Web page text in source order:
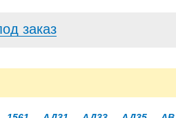
заказ